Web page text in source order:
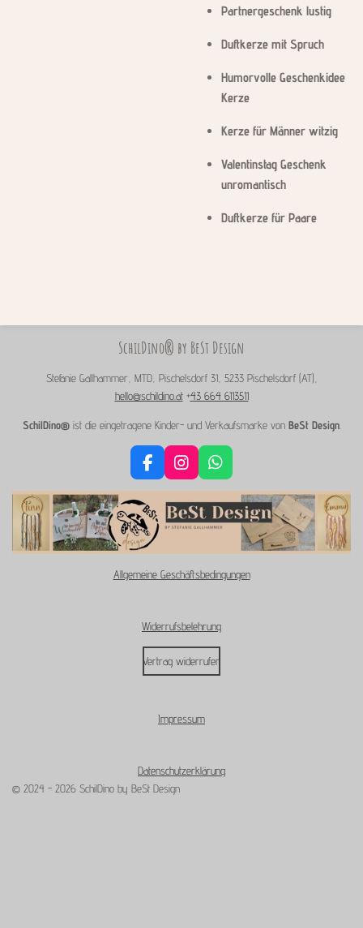
Partnergeschenk lustig
Duftkerze mit Spruch
Humorvolle Geschenkidee
Kerze
Kerze für Männer witzig
Valentinstag Geschenk
unromantisch
Duftkerze für Paare
SchilDino® by BeSt Design
Stefanie Gallhammer, MTD, Pischelsdorf 31, 5233 Pischelsdorf (AT),
hello@schildino.at+43 664 6113511
SchilDino®ist die eingetragene Kinder- und Verkaufsmarke vonBeSt Design.
F
a
e
b
o
k
I
n
s
t
a
a
W
h
a
t
s
p
Allgemeine Geschäftsbedingungen
Widerrufsbelehrung
Vertrag widerrufen
Impressum
Datenschutzerklärung
© 2024 - 2026 SchilDino by BeSt Design